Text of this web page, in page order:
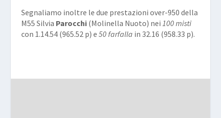
Segnaliamo inoltre le due prestazioni over-950 della
M55 Silvia Parocchi(Molinella Nuoto) nei 100 misti
con 1.14.54 (965.52 p) e 50 farfalla in 32.16 (958.33 p).